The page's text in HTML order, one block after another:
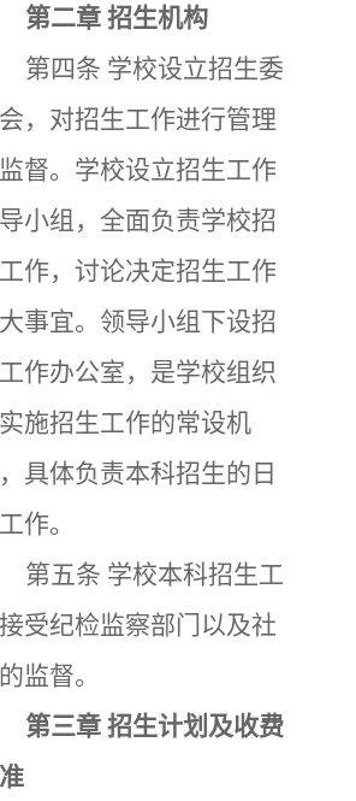
第二章 招生机构
第四条 学校设立招生委
，对招生工作进行管理
督。学校设立招生工作
小组，全面负责学校招
作，讨论决定招生工作
事宜。领导小组下设招
作办公室，是学校组织
施招生工作的常设机
具体负责本科招生的日
作。
第五条 学校本科招生工
受纪检监察部门以及社
监督。
第三章 招生计划及收费